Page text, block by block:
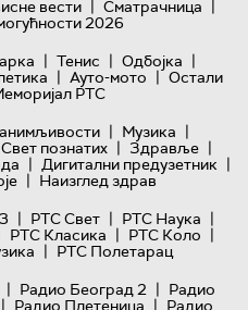
вести | Сматрачница |
2026
| Тенис | Одбојка |
| Ауто-мото | Остали
РТС
| Музика |
Свет познатих | Здравље |
| Дигитални предузетник |
| Наизглед здрав
| РТС Свет | РТС Наука |
РТС Класика | РТС Коло |
| РТС Полетарац
| Радио Београд 2 | Радио
| Радио Плетеница | Радио